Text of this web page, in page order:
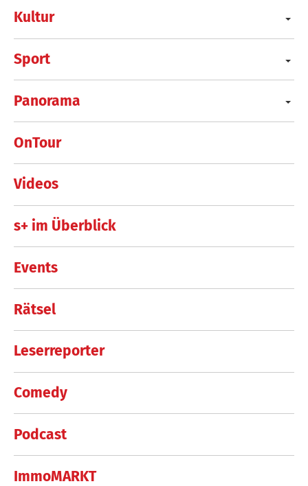
Kultur
Sport
Panorama
OnTour
Videos
s+ im Überblick
Events
Rätsel
Leserreporter
Comedy
Podcast
ImmoMARKT